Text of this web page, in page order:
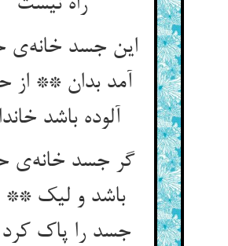
این جسد خانه‌‌ی
آمد بدان ** از
گر جسد خانه‌‌ی
باشد و لیک **
جسد را پاک کرد